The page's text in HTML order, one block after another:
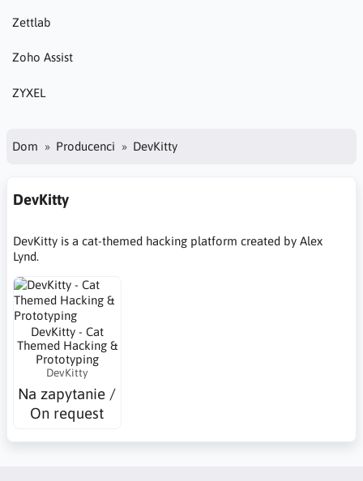
Zettlab
Zoho Assist
ZYXEL
Dom Producenci DevKitty
DevKitty
DevKitty is a cat-themed hacking platform created by Alex
Lynd.
DevKitty - Cat
Themed Hacking &
Prototyping
DevKitty
Na zapytanie /
On request